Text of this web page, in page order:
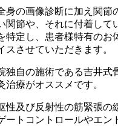
身の画像診断に加え関節
関節や、それに付着して
特定し、患者様特有のお
スさせていただきます。
独自の施術である吉井式
治療がオススメです。
性及び反射性の筋緊張の
ートコントロールやエン